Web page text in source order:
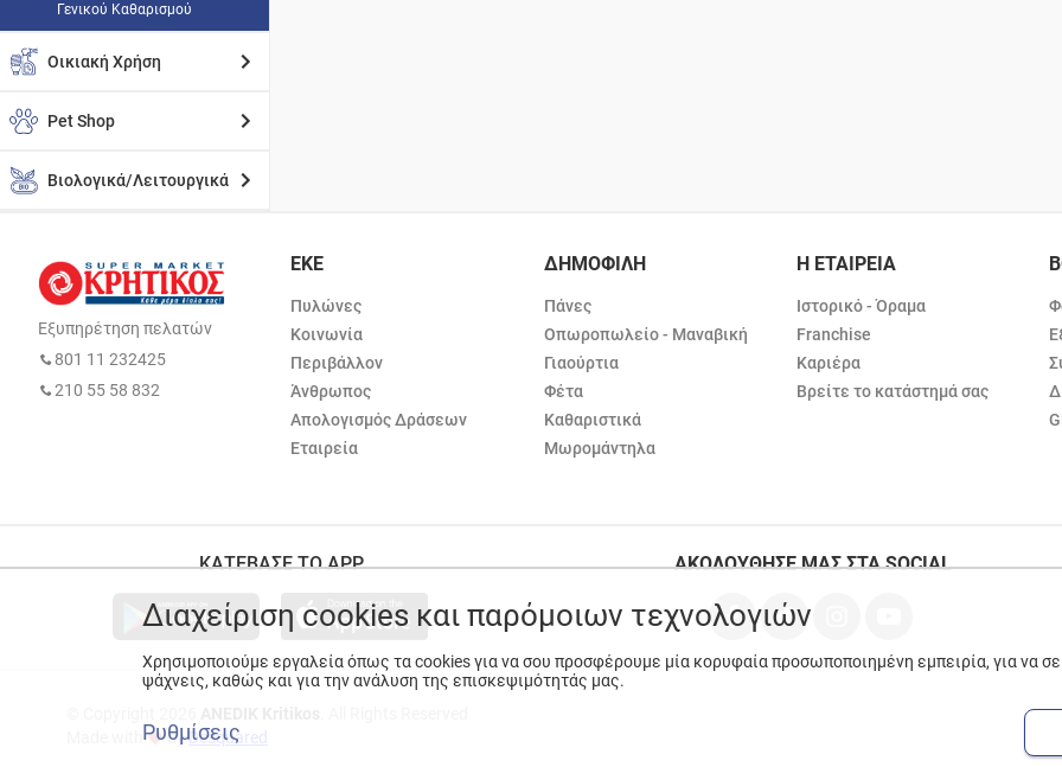
Γενικού Καθαρισμού
Οικιακή Χρήση
Pet Shop
Βιολογικά/Λειτουργικά
Εξυπηρέτηση πελατών
801 11 232425
210 55 58 832
ΕΚΕ
Πυλώνες
Κοινωνία
Περιβάλλον
Άνθρωπος
Απολογισμός Δράσεων
Εταιρεία
ΔΗΜΟΦΙΛΗ
Πάνες
Οπωροπωλείο - Μαναβική
Γιαούρτια
Φέτα
Καθαριστικά
Μωρομάντηλα
Η ΕΤΑΙΡΕΙΑ
Ιστορικό - Όραμα
Franchise
Καριέρα
Βρείτε το κατάστημά σας
ΚΑΤΕΒΑΣΕ ΤΟ APP ΑΚΟΛΟΥΘΗΣΕ ΜΑΣ ΣΤΑ SOCIAL
Made with
byDesquared
Διαχείριση cookies και παρόμοιων τεχνολογιών
Χρησιμοποιούμε εργαλεία όπως τα cookies για να σου προσφέρουμε μία κορυφαία προσωποποιημένη εμπειρία, για να
ψάχνεις, καθώς και για την ανάλυση της επισκεψιμότητάς μας.
Ρυθμίσεις